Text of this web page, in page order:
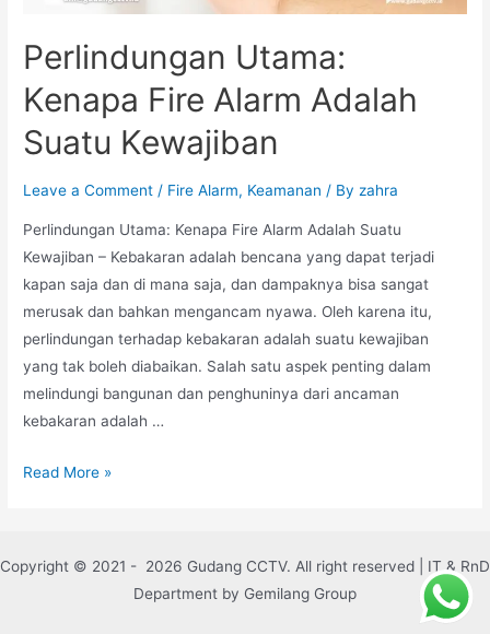
Perlindungan Utama:
Kenapa Fire Alarm Adalah
Suatu Kewajiban
Leave a Comment / Fire Alarm, Keamanan / Byzahra
Perlindungan Utama: Kenapa Fire Alarm Adalah Suatu
Kewajiban – Kebakaran adalah bencana yang dapat terjadi
kapan saja dan di mana saja, dan dampaknya bisa sangat
merusak dan bahkan mengancam nyawa. Oleh karena itu,
perlindungan terhadap kebakaran adalah suatu kewajiban
yang tak boleh diabaikan. Salah satu aspek penting dalam
melindungi bangunan dan penghuninya dari ancaman
kebakaran adalah …
Read More »
Copyright © 2021 - 2026 Gudang CCTV. All right reserved | IT & RnD
Department by Gemilang Group